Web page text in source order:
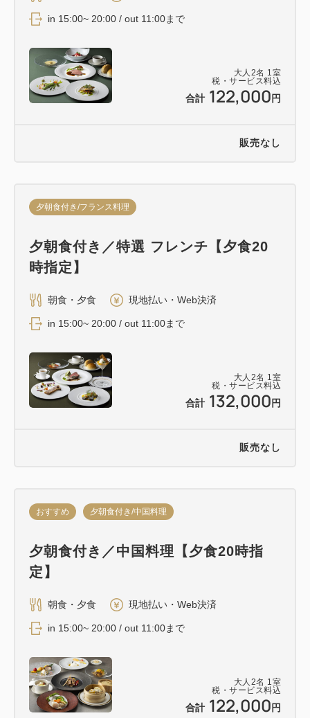
大人 2名 1室
税・サービス料込
合計 122,000 円
in 15:00~ 20:00 / out 11:00まで
販売なし
大人 2名 1室
税・サービス料込
合計 132,000 円
夕朝食付き/フランス料理
夕朝食付き／特選 フレンチ【夕食20
時指定】
朝食・夕食 現地払い・Web決済
in 15:00~ 20:00 / out 11:00まで
販売なし
大人 2名 1室
税・サービス料込
合計 122,000 円
おすすめ 夕朝食付き/中国料理
夕朝食付き／中国料理【夕食20時指
定】
朝食・夕食 現地払い・Web決済
in 15:00~ 20:00 / out 11:00まで